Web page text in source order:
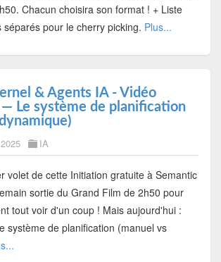
Chacun choisira son format ! + Liste
séparés pour le cherry picking. Plus...
& Agents IA - Vidéo
— Le système de planification
IA
volet de cette Initiation gratuite à Semantic
sortie du Grand Film de 2h50 pour
tout voir d'un coup ! Mais aujourd'hui :
système de planification (manuel vs